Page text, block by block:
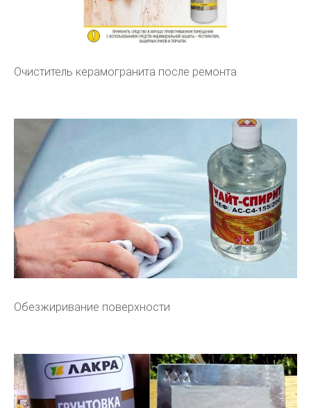
Очиститель керамогранита после ремонта
Обезжиривание поверхности